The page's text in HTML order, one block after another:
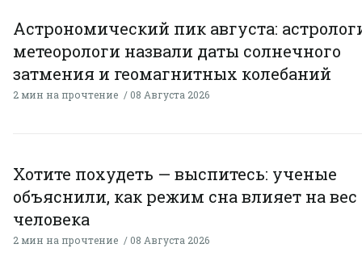
Астрономический пик августа:
метеорологи назвали даты солнечного
затмения и геомагнитных колебаний
2 мин на прочтение 08 Августа 2026
Хотите похудеть — выспитесь: ученые
объяснили, как режим сна влияет на вес
человека
2 мин на прочтение 08 Августа 2026